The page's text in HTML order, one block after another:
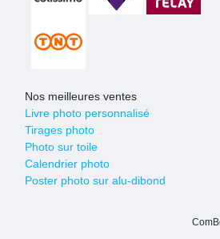
Nos meilleures ventes
Livre photo personnalisé
Tirages photo
Photo sur toile
Calendrier photo
Poster photo sur alu-dibond